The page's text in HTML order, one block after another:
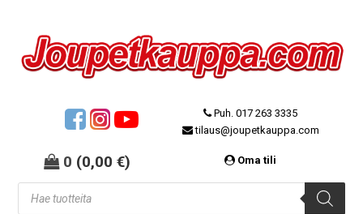
0 (0,00€)
Puh. 017 263 3335
tilaus@joupetkauppa.com
Oma tili